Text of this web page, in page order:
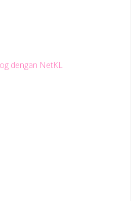
dengan NetKL